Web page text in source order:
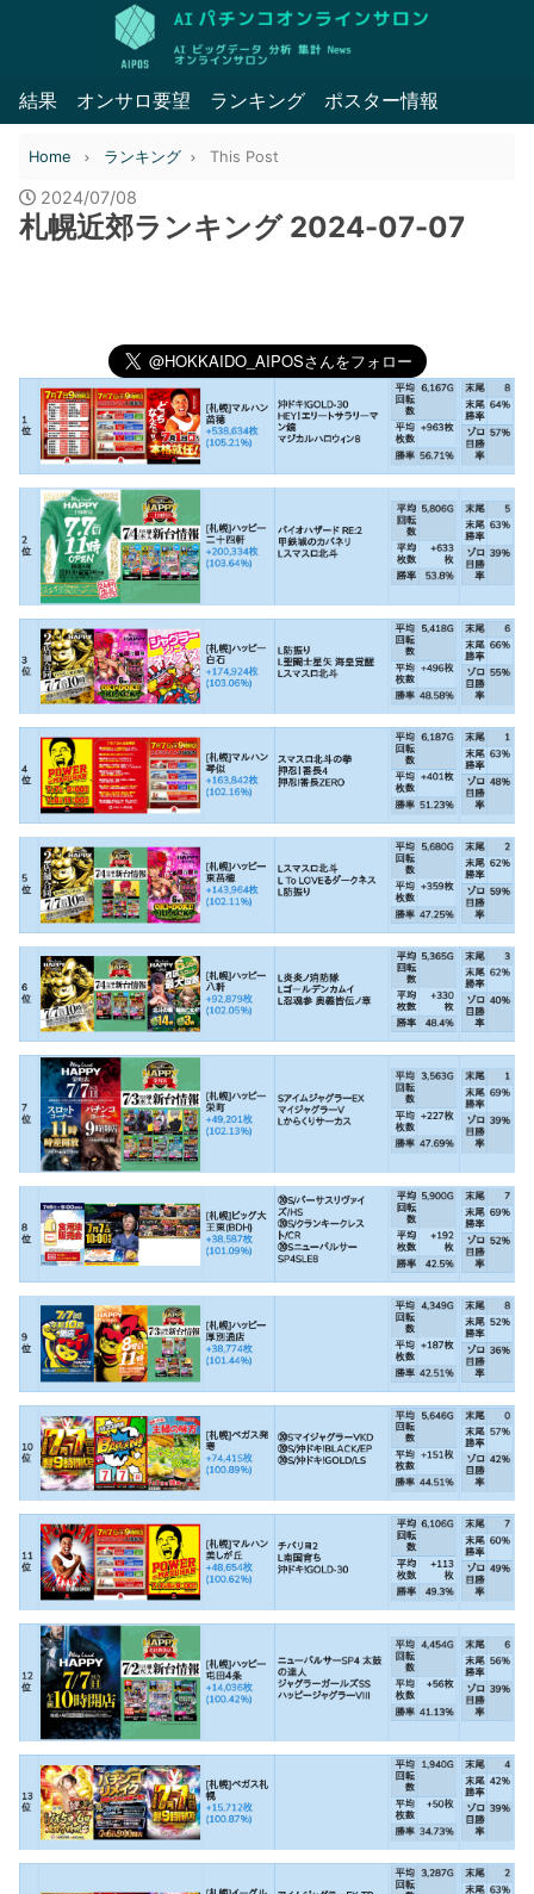
結果 オンサロ要望 ランキング ポスター情報
Home ランキング This Post
2024/07/08
札幌近郊ランキング 2024-07-07